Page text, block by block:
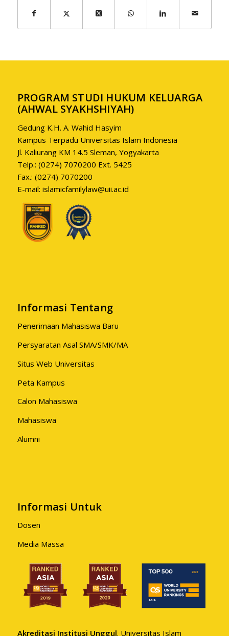
PROGRAM STUDI HUKUM KELUARGA
(AHWAL SYAKHSHIYAH)
Gedung K.H. A. Wahid Hasyim
Kampus Terpadu Universitas Islam Indonesia
Jl. Kaliurang KM 14.5 Sleman, Yogyakarta
Telp.: (0274) 7070200 Ext. 5425
Fax.: (0274) 7070200
E-mail: islamicfamilylaw@uii.ac.id
Informasi Tentang
Penerimaan Mahasiswa Baru
Persyaratan Asal SMA/SMK/MA
Situs Web Universitas
Peta Kampus
Calon Mahasiswa
Mahasiswa
Alumni
Informasi Untuk
Dosen
Media Massa
Akreditasi Institusi Unggul. Universitas Islam